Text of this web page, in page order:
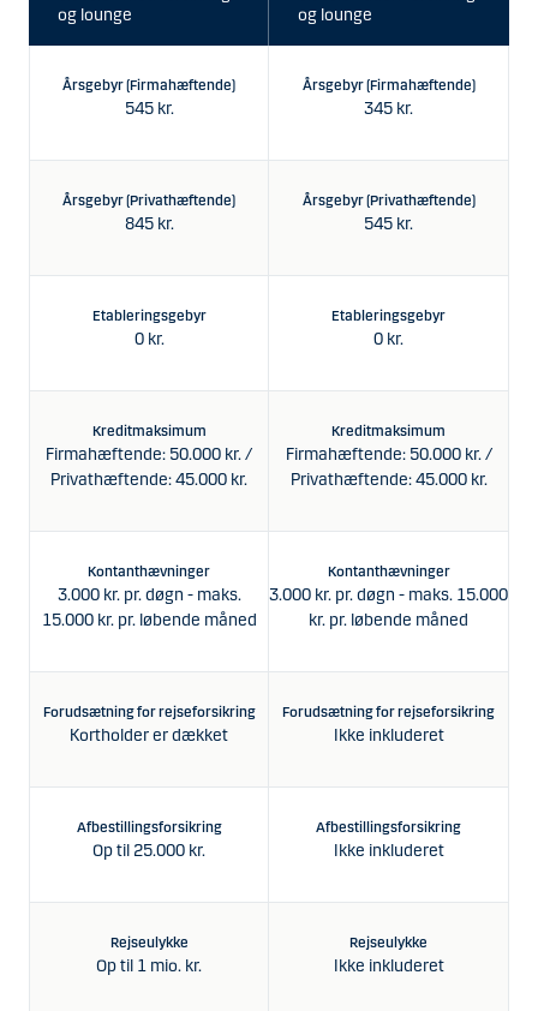
Årsgebyr (Firmahæftende)
545 kr.
Årsgebyr (Privathæftende)
845 kr.
Etableringsgebyr
0 kr.
Kreditmaksimum
Firmahæftende: 50.000 kr. /
Privathæftende: 45.000 kr.
Kontanthævninger
3.000 kr. pr. døgn - maks.
15.000 kr. pr. løbende måned
Forudsætning for rejseforsikring
Kortholder er dækket
Afbestillingsforsikring
Op til 25.000 kr.
Rejseulykke
Op til 1 mio. kr.
Årsgebyr (Firmahæftende)
345 kr.
Årsgebyr (Privathæftende)
545 kr.
Etableringsgebyr
0 kr.
Kreditmaksimum
Firmahæftende: 50.000 kr. /
Privathæftende: 45.000 kr.
Kontanthævninger
3.000 kr. pr. døgn - maks. 15.000
kr. pr. løbende måned
Forudsætning for rejseforsikring
Ikke inkluderet
Afbestillingsforsikring
Ikke inkluderet
Rejseulykke
Ikke inkluderet